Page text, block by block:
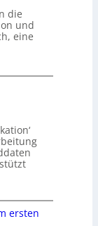
die
und
eine
ersten